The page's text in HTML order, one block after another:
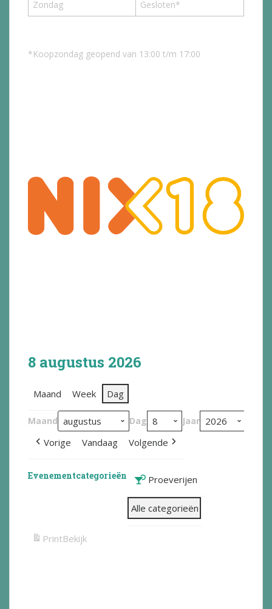
Zondag
Gesloten*
*Koopzondag geopend van 13:00 t/m 17:00
8 augustus 2026
Maand Week Dag
Maand Dag Jaar
Vorige Vandaag Volgende
Evenementcategorieën Proeverijen
Alle categorieën
PrintBekijk